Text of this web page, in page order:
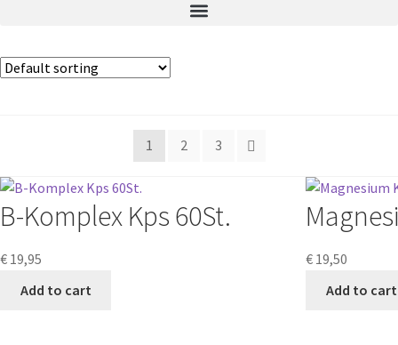
1 2 3
B-Komplex Kps 60St.
€ 19,95
Add to cart
€ 19,50
Add to cart